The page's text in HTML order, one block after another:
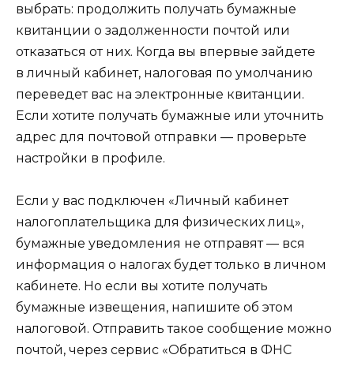
выбрать: продолжить получать бумажные
квитанции о задолженности почтой или
отказаться от них. Когда вы впервые зайдете
в личный кабинет, налоговая по умолчанию
переведет вас на электронные квитанции.
Если хотите получать бумажные или уточнить
адрес для почтовой отправки — проверьте
настройки в профиле.
Если у вас подключен «Личный кабинет
налогоплательщика для физических лиц»,
бумажные уведомления не отправят — вся
информация о налогах будет только в личном
кабинете. Но если вы хотите получать
бумажные извещения, напишите об этом
налоговой. Отправить такое сообщение можно
почтой, через сервис «Обратиться в ФНС